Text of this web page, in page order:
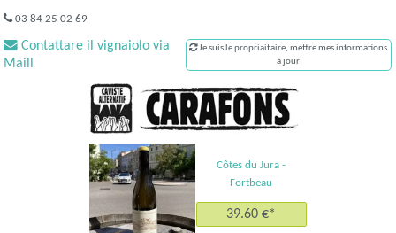
03 84 25 02 69
Contattare il vignaiolo via
Maill
Je suis le propriaitaire, mettre mes informations
à jour
Côtes du Jura -
Fortbeau
39.60 €*